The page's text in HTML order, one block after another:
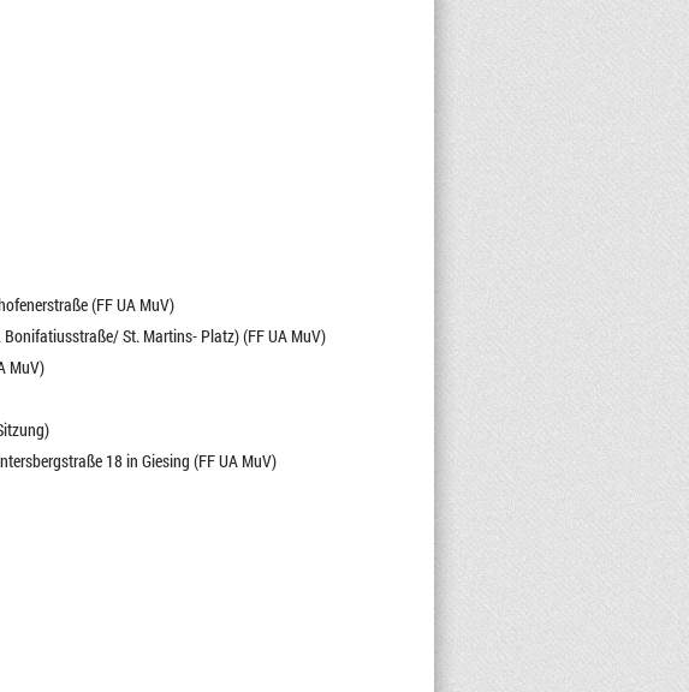
(FF UA MuV)
St. Martins- Platz) (FF UA MuV)
MuV)
18 in Giesing (FF UA MuV)